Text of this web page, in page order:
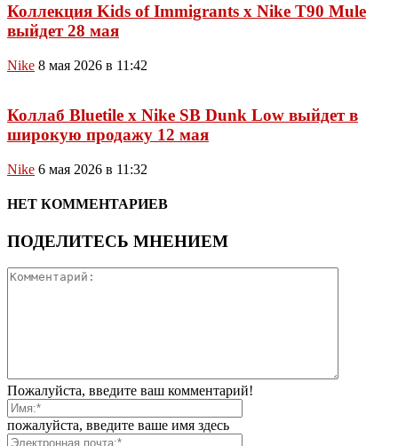
Коллекция Kids of Immigrants x Nike T90 Mule
выйдет 28 мая
Nike 8 мая 2026 в 11:42
Коллаб Bluetile x Nike SB Dunk Low выйдет в
широкую продажу 12 мая
Nike 6 мая 2026 в 11:32
НЕТ КОММЕНТАРИЕВ
ПОДЕЛИТЕСЬ МНЕНИЕМ
Пожалуйста, введите ваш комментарий!
пожалуйста, введите ваше имя здесь